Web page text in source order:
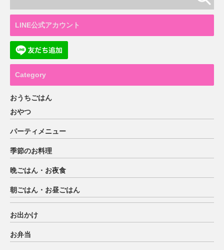
LINE公式アカウント
Category
おうちごはん
おやつ
パーティメニュー
季節のお料理
晩ごはん・お夜食
朝ごはん・お昼ごはん
お出かけ
お弁当